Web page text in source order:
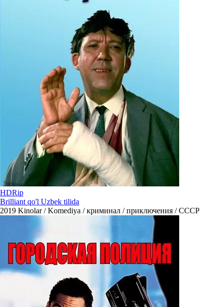
HDRip
Brilliant qo'l Uzbek tilida
2019 Kinolar / Komediya / криминал / приключения / СССР